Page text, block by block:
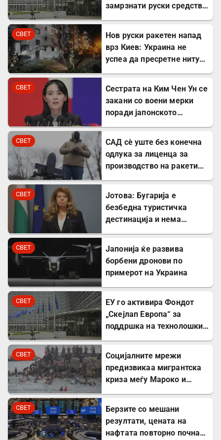
замрзнати руски средства
СВЕТ
Нов руски ракетен напад
врз Киев: Украина не
успеа да пресретне ниту
СВЕТ
Сестрата на Ким Чен Ун се
закани со воени мерки
поради јапонското
СВЕТ
САД сè уште без конечна
одлука за лиценца за
производство на ракети
СВЕТ
Јотова: Бугарија е
безбедна туристичка
дестинација и нема
СВЕТ
Јапонија ќе развива
борбени дронови по
примерот на Украина
СВЕТ
ЕУ го активира Фондот
„Скејлап Европа“ за
поддршка на технолошки
СВЕТ
Социјалните мрежи
предизвикаа мигрантска
криза меѓу Мароко и
СВЕТ
Берзите со мешани
резултати, цената на
нафтата повторно почна